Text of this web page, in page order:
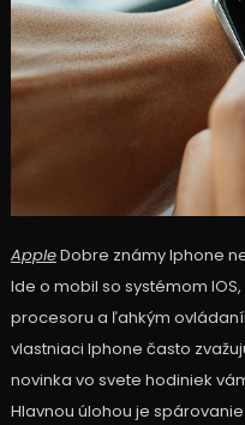
AppleDobre známy Iphone
Ide o mobil so systémom
procesoru a ľahkým
vlastniaci Iphone často
novinka vo svete hodiniek
Hlavnou úlohou je